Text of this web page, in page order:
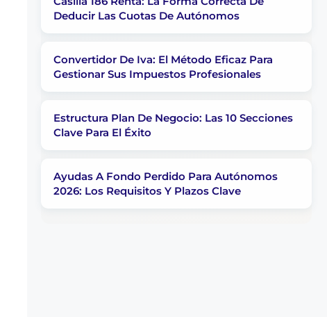
Deducir Las Cuotas De Autónomos
Convertidor De Iva: El Método Eficaz Para
Gestionar Sus Impuestos Profesionales
Estructura Plan De Negocio: Las 10 Secciones
Clave Para El Éxito
Ayudas A Fondo Perdido Para Autónomos
2026: Los Requisitos Y Plazos Clave